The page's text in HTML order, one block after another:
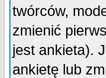
twórców,
zmienić
jest ankieta).
ankietę lub